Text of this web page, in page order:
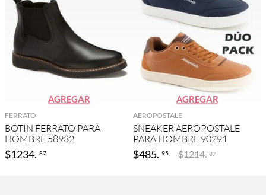
AGREGAR
FERRATO
BOTIN FERRATO PARA
HOMBRE 58932
$1234. 87
AGREGAR
AEROPOSTALE
SNEAKER AEROPOSTALE
PARA HOMBRE 90291
$485. 95 $1214. 87